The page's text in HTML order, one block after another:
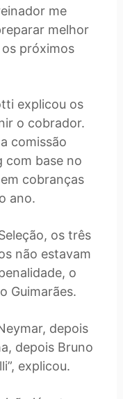
me
melhor
próximos
explicou os
o cobrador.
comissão
com base no
cobranças
ano.
os três
não estavam
o
Guimarães.
depois
depois Bruno
explicou.